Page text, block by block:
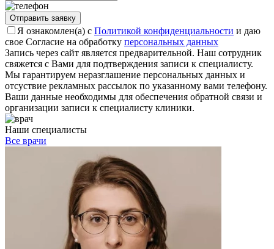
Отправить заявку
Я ознакомлен(а) с Политикой конфиденциальности и даю
свое Согласие на обработку персональных данных
Запись через сайт является предварительной. Наш сотрудник
свяжется с Вами для подтверждения записи к специалисту.
Мы гарантируем неразглашение персональных данных и
отсуствие рекламных рассылок по указанному вами телефону.
Ваши данные необходимы для обеспечения обратной связи и
организации записи к специалисту клиники.
Наши специалисты
Все врачи